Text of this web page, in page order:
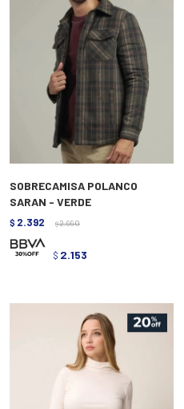
SOBRECAMISA POLANCO
SARAN - VERDE
$ 2.392 $ 2.990
$ 2.153